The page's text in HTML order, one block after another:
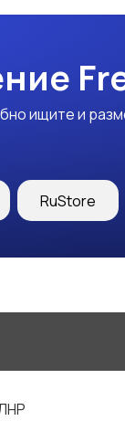
ищите и
RuStore